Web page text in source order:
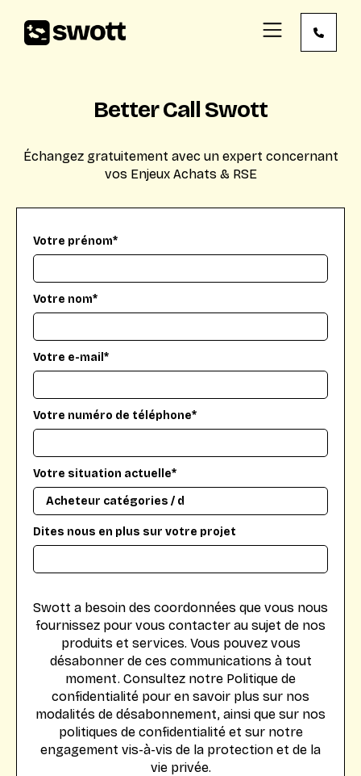
Better Call Swott
Échangez gratuitement avec un expert concernant
vos Enjeux Achats & RSE
Votre prénom*
Votre nom*
Votre e-mail*
Votre numéro de téléphone*
Votre situation actuelle*
Dites nous en plus sur votre projet
Swott a besoin des coordonnées que vous nous
fournissez pour vous contacter au sujet de nos
produits et services. Vous pouvez vous
désabonner de ces communications à tout
moment. Consultez notre Politique de
confidentialité pour en savoir plus sur nos
modalités de désabonnement, ainsi que sur nos
politiques de confidentialité et sur notre
engagement vis-à-vis de la protection et de la
vie privée.